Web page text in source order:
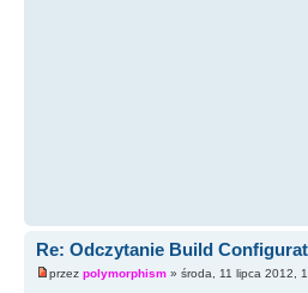
Re: Odczytanie Build
przez polymorphism » środa, 11 lipca 2012,